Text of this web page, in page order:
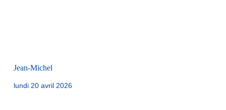
Jean-Michel
lundi 20 avril 2026